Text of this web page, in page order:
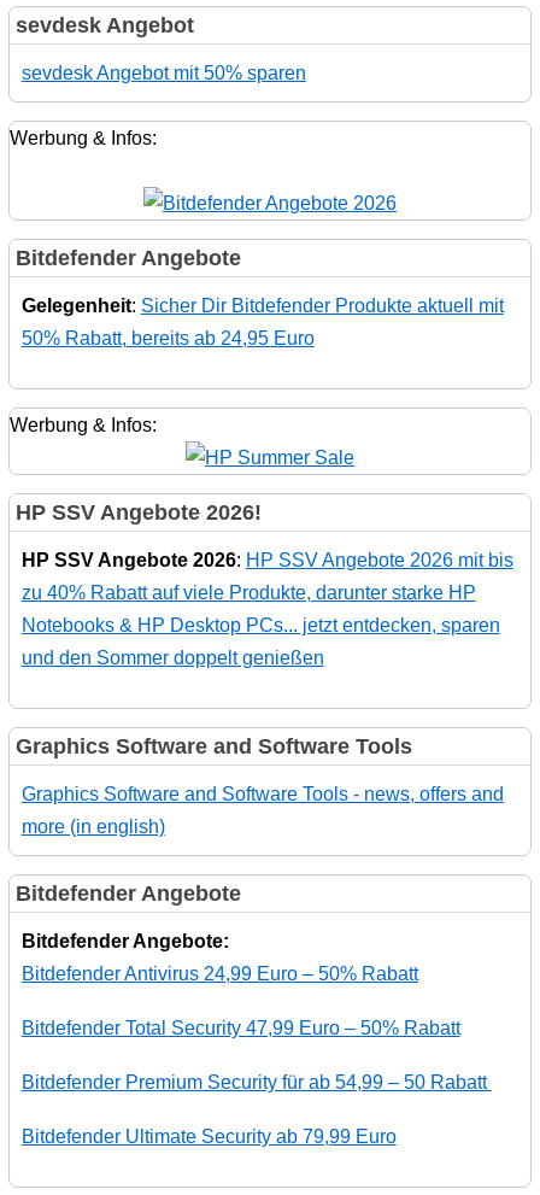
sevdesk Angebot
sevdesk Angebot mit 50% sparen
Werbung & Infos:
Bitdefender Angebote
Gelegenheit: Sicher Dir Bitdefender Produkte aktuell mit
50% Rabatt, bereits ab 24,95 Euro
Werbung & Infos:
HP SSV Angebote 2026!
HP SSV Angebote 2026: HP SSV Angebote 2026 mit bis
zu 40% Rabatt auf viele Produkte, darunter starke HP
Notebooks & HP Desktop PCs... jetzt entdecken, sparen
und den Sommer doppelt genießen
Graphics Software and Software Tools
Graphics Software and Software Tools - news, offers and
more (in english)
Bitdefender Angebote
Bitdefender Angebote:
Bitdefender Antivirus 24,99 Euro – 50% Rabatt
Bitdefender Total Security 47,99 Euro – 50% Rabatt
Bitdefender Premium Security für ab 54,99 – 50 Rabatt
Bitdefender Ultimate Security ab 79,99 Euro